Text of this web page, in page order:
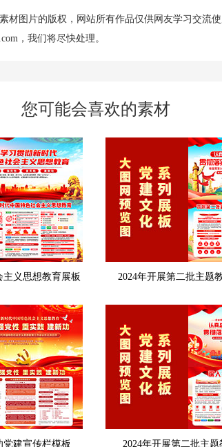
材图片的版权，网站所有作品仅供网友学习交流
，我们将尽快处理。
您可能会喜欢的素材
义思想教育展板 2024年开展第二批主题
建宣传栏模板 2024年开展第二批主